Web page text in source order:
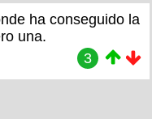
ha conseguido la
una.
3